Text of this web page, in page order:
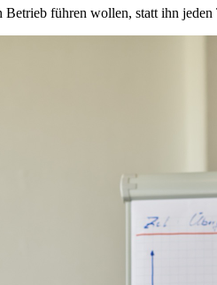
führen wollen, statt ihn jeden